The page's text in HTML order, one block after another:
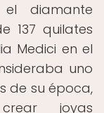
diamante
137 quilates
Medici en el
uno
de su época,
joyas